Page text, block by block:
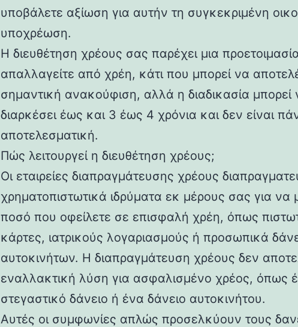
υποβάλετε αξίωση για αυτήν τη συγκεκριμένη
υποχρέωση.
Η διευθέτηση χρέους σας παρέχει μια
απαλλαγείτε από χρέη, κάτι που μπορεί να
σημαντική ανακούφιση, αλλά η διαδικασία μπορεί
διαρκέσει έως και 3 έως 4 χρόνια και δεν είναι
αποτελεσματική.
Πώς λειτουργεί η διευθέτηση χρέους;
Οι εταιρείες διαπραγμάτευσης χρέους
χρηματοπιστωτικά ιδρύματα εκ μέρους σας για να
ποσό που οφείλετε σε επισφαλή χρέη, όπως
κάρτες, ιατρικούς λογαριασμούς ή προσωπικά
αυτοκινήτων. Η διαπραγμάτευση χρέους δεν
εναλλακτική λύση για ασφαλισμένο χρέος, όπως
στεγαστικό δάνειο ή ένα δάνειο αυτοκινήτου.
Αυτές οι συμφωνίες απλώς προσελκύουν τους